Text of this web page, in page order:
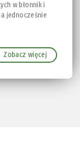
w błonnik i
jednocześnie
Zobacz więcej